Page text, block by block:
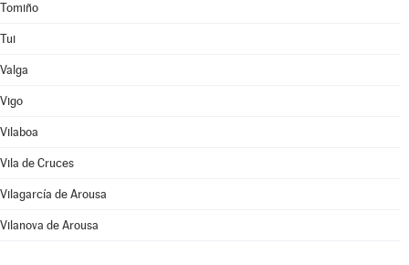
Tomiño
Tui
Valga
Vigo
Vilaboa
Vila de Cruces
Vilagarcía de Arousa
Vilanova de Arousa